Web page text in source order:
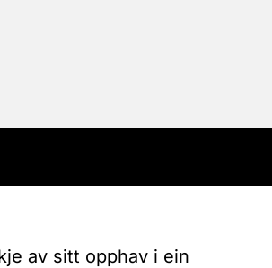
av sitt opphav i ein